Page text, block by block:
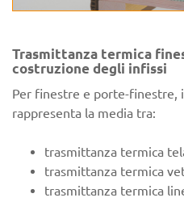
Trasmittanza termica
costruzione degli infissi
Per finestre e porte-finestre,
rappresenta la media tra:
trasmittanza termica
trasmittanza termica
trasmittanza termica